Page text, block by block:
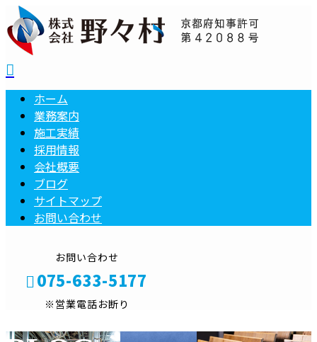
ホーム
業務案内
施工実績
採用情報
会社概要
ブログ
サイトマップ
お問い合わせ
お問い合わせ
075-633-5177
※営業電話お断り